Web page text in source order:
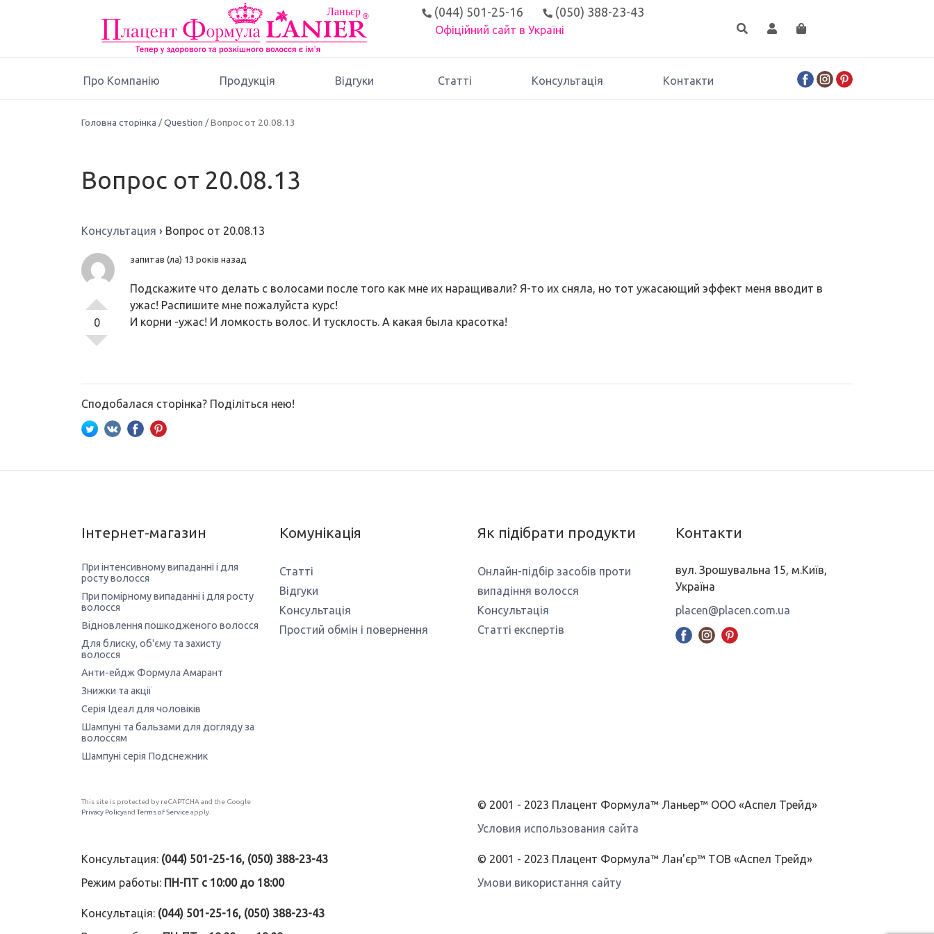
(044) 501-25-16 (050) 388-23-43
Офіційний сайт в Україні
Про Компанію Продукція Відгуки Статті Консультація Контакти
Головна сторінка /Question / Вопрос от 20.08.13
Вопрос от 20.08.13
Консультация › Вопрос от 20.08.13
0
запитав (ла) 13 років назад
Подскажите что делать с волосами после того как мне их наращивали? Я-то их сняла, но тот ужасающий эффект меня вводит в
ужас! Распишите мне пожалуйста курс!
И корни -ужас! И ломкость волос. И тусклость. А какая была красотка!
Сподобалася сторінка? Поділіться нею!
Інтернет-магазин
При інтенсивному випаданні і для
росту волосся
При помірному випаданні і для росту
волосся
Відновлення пошкодженого волосся
Для блиску, об'єму та захисту
волосся
Анти-ейдж Формула Амарант
Знижки та акції
Серія Ідеал для чоловіків
Шампуні та бальзами для догляду за
волоссям
Шампуні серія Подснежник
Комунікація
Статті
Відгуки
Консультація
Простий обмін і повернення
Як підібрати продукти
Онлайн-підбір засобів проти
випадіння волосся
Консультація
Статті експертів
Контакти
вул. Зрошувальна 15, м.Київ,
Україна
placen@placen.com.ua
This site is protected by reCAPTCHA and the Google
Privacy Policyand Terms of Serviceapply.
© 2001 - 2023 Плацент Формула™ Ланьер™ ООО «Аспел Трейд»
Условия использования сайта
Консультация: (044) 501-25-16, (050) 388-23-43
Режим работы: ПН-ПТ с 10:00 до 18:00
© 2001 - 2023 Плацент Формула™ Лан'єр™ ТОВ «Аспел Трейд»
Умови використання сайту
Консультація: (044) 501-25-16, (050) 388-23-43